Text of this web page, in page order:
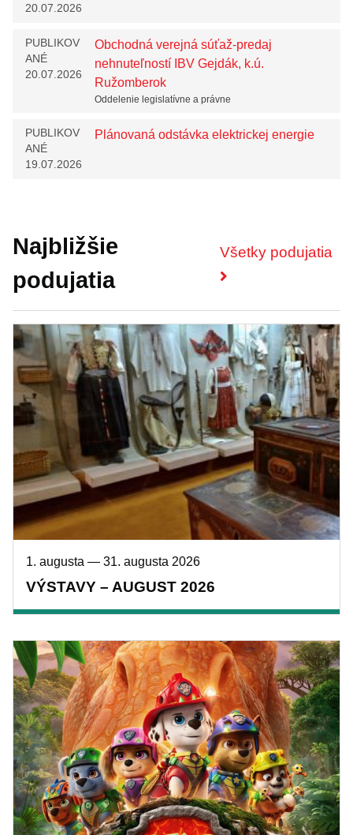
20.07.2026
PUBLIKOV
ANÉ
20.07.2026
Obchodná verejná súťaž-predaj
nehnuteľností IBV Gejdák, k.ú.
Ružomberok
Oddelenie legislatívne a právne
PUBLIKOV
ANÉ
19.07.2026
Plánovaná odstávka elektrickej energie
Najbližšie
podujatia
Všetky podujatia
VÝSTAVY – AUGUST 2026
1. augusta — 31. augusta 2026